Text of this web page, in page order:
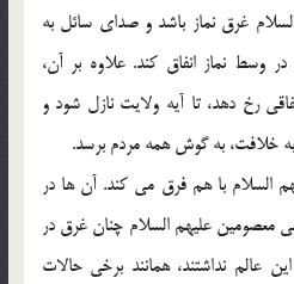
غرق نماز باشد و صدای سائل به
نماز انفاق کند. علاوه بر آن،
رخ دهد، تا آیه ولایت نازل شود و
خلافت، به گوش همه مردم برسد.
السلام با هم فرق می کند. آن ها در
معصومین علیهم السلام چنان غرق در
عالم نداشتند، همانند برخی حالات